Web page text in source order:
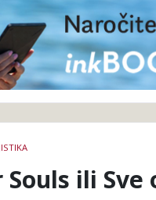
Souls ili Sve